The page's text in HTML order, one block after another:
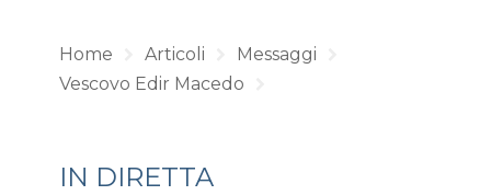
Home Articoli
Messaggi
Vescovo Edir Macedo
IN DIRETTA